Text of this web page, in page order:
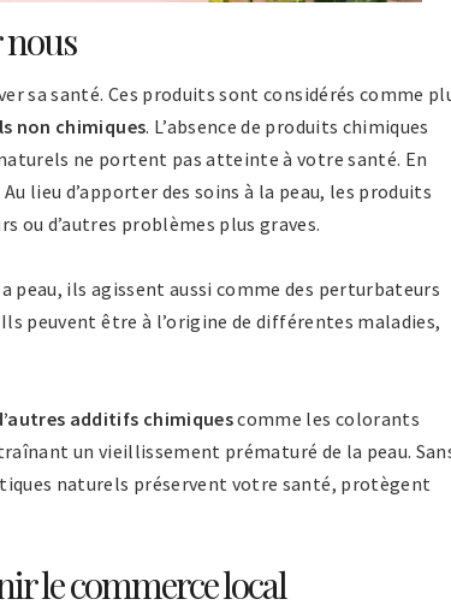
nous
sa santé. Ces produits sont considérés comme
non chimiques. L’absence de produits chimiques
ne portent pas atteinte à votre santé. En
lieu d’apporter des soins à la peau, les produits
ou d’autres problèmes plus graves.
peau, ils agissent aussi comme des perturbateurs
peuvent être à l’origine de différentes maladies,
additifs chimiquescomme les colorants
un vieillissement prématuré de la peau.
naturels préservent votre santé, protègent
le commerce local